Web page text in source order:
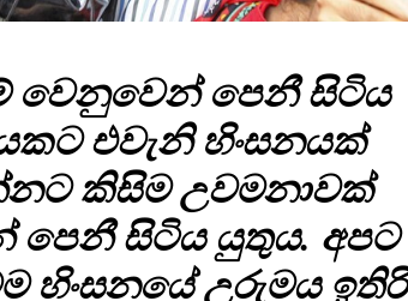
වෙනුවෙන් පෙනී සිටිය
එවැනි හිංසනයක්
කිසිම උවමනාවක්
පෙනී සිටිය යුතුය. අපට
හිංසනයේ උරුමය ඉතිරි